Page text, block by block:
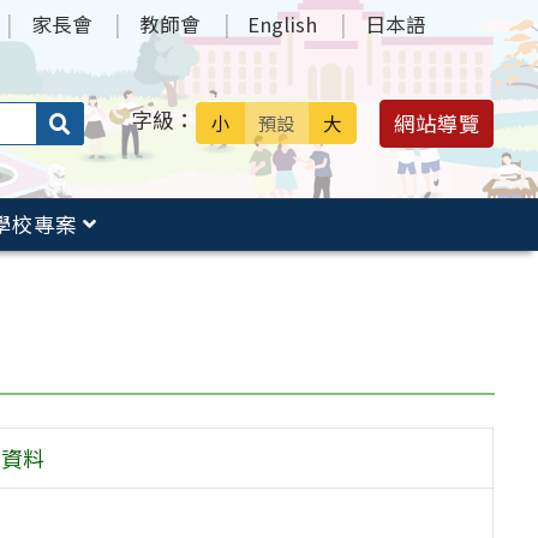
家長會 教師會 English 日本語
搜
送出 字級： 小 預設 大 網站導覽
校專案
料